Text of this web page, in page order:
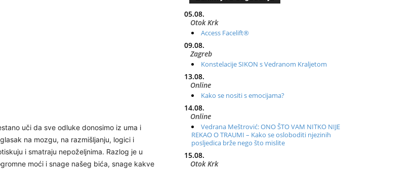
uči da sve odluke donosimo iz uma i
na mozgu, na razmišljanju, logici i
i smatraju nepoželjnima. Razlog je u
moći i snage našeg bića, snage kakve
05.08.
Otok Krk
Access Facelift®
09.08.
Zagreb
Konstelacije SIKON s Vedranom Kraljetom
13.08.
Online
Kako se nositi s emocijama?
14.08.
Online
Vedrana Meštrović: ONO ŠTO VAM NITKO NIJE
REKAO O TRAUMI – Kako se osloboditi njezinih
posljedica brže nego što mislite
15.08.
Otok Krk